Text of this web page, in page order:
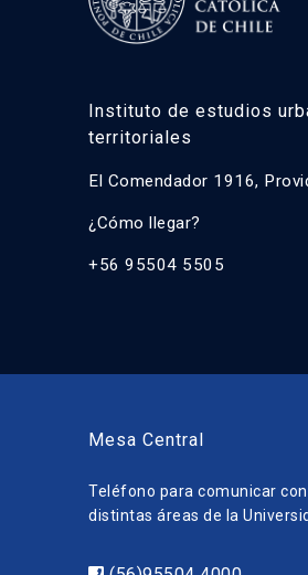
Instituto de estudios
territoriales
El Comendador 1916,
¿Cómo llegar?
+56 95504 5505
Mesa Central
Teléfono para comunicar
distintas áreas de la